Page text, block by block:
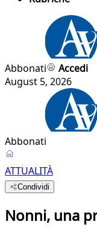
Abbonati
Accedi
August 5, 2026
Abbonati
ATTUALITÀ
Condividi
Nonni, una